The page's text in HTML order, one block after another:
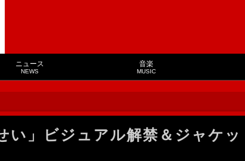
ニュース
NEWS
音楽
MUSIC
い」ビジュアル解禁＆ジャケッ